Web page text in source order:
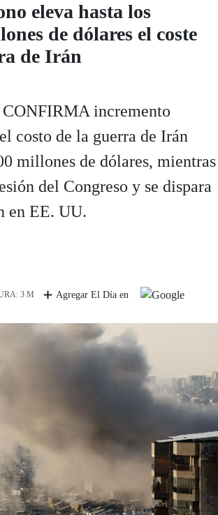
eleva hasta los
de dólares el coste
de Irán
CONFIRMA incremento
costo de la guerra de Irán
millones de dólares, mientras
del Congreso y se dispara
en EE. UU.
3 M Agregar El Día en